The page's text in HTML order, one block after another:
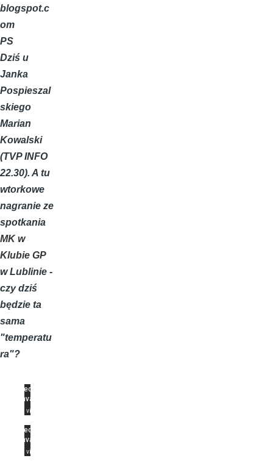
blogspot.c
om
PS
Dziś u
Janka
Pospieszal
skiego
Marian
Kowalski
(TVP INFO
22.30). A tu
wtorkowe
nagranie ze
spotkania
MK w
Klubie GP
w Lublinie -
czy dziś
będzie ta
sama
"temperatu
ra"?